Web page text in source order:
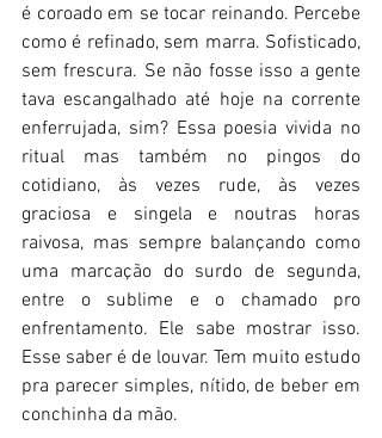
é coroado em se tocar reinando. Percebe
como é refinado, sem marra. Sofisticado,
sem frescura. Se não fosse isso a gente
tava escangalhado até hoje na corrente
enferrujada, sim? Essa poesia vivida no
ritual mas também no pingos do
cotidiano, às vezes rude, às vezes
graciosa e singela e noutras horas
raivosa, mas sempre balançando como
uma marcação do surdo de segunda,
entre o sublime e o chamado pro
enfrentamento. Ele sabe mostrar isso.
Esse saber é de louvar. Tem muito estudo
pra parecer simples, nítido, de beber em
conchinha da mão.